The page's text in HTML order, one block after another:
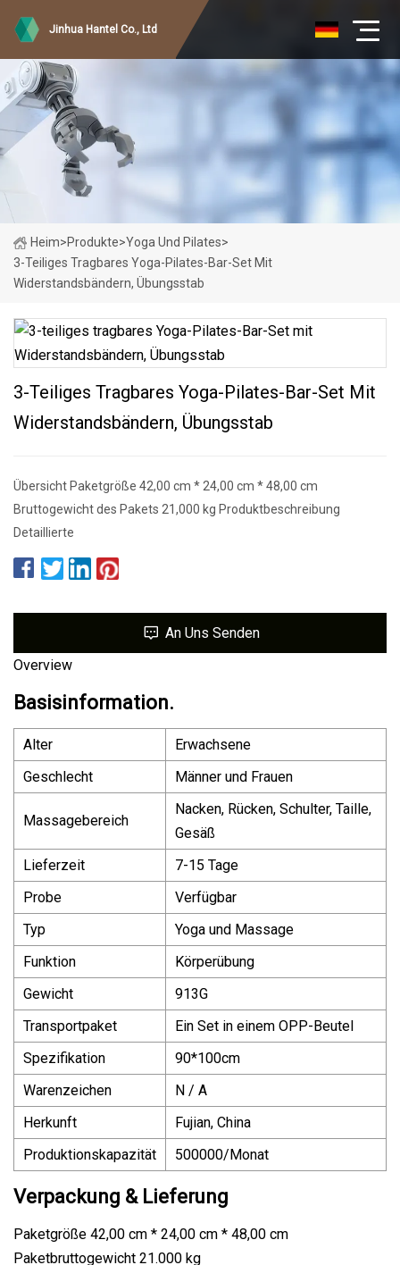
Jinhua Hantel Co., Ltd
Heim>Produkte>Yoga Und Pilates>
3-Teiliges Tragbares Yoga-Pilates-Bar-Set Mit
Widerstandsbändern, Übungsstab
3-Teiliges Tragbares Yoga-Pilates-Bar-Set Mit
Widerstandsbändern, Übungsstab
Übersicht Paketgröße 42,00 cm * 24,00 cm * 48,00 cm
Bruttogewicht des Pakets 21,000 kg Produktbeschreibung
Detaillierte
An Uns Senden
Overview
Basisinformation.
Alter
Erwachsene
Geschlecht
Männer und Frauen
Massagebereich
Nacken, Rücken, Schulter, Taille,
Gesäß
Lieferzeit
7-15 Tage
Probe
Verfügbar
Typ
Yoga und Massage
Funktion
Körperübung
Gewicht
913G
Transportpaket
Ein Set in einem OPP-Beutel
Spezifikation
90*100cm
Warenzeichen
N / A
Herkunft
Fujian, China
Produktionskapazität
500000/Monat
Verpackung & Lieferung
Paketgröße 42,00 cm * 24,00 cm * 48,00 cm
Paketbruttogewicht 21.000 kg